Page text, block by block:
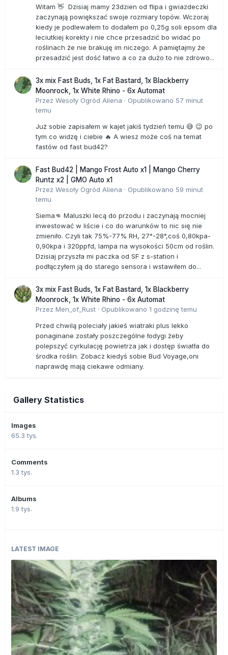
Witam 👋 Dzisiaj mamy 23dzien od flipa i gwiazdeczki
zaczynają powiększać swoje rozmiary topów. Wczoraj
kiedy je podlewałem to dodałem po 0,25g soli epsom dla
leciutkiej korekty i nie chce przesadzić bo widać po
roślinach że nie brakuję im niczego. A pamiętajmy że
przesadzić jest dość łatwo a co za dużo to nie zdrowo...
3x mix Fast Buds, 1x Fat Bastard, 1x Blackberry
Moonrock, 1x White Rhino - 6x Automat
Przez Wesoły Ogród Aliena · Opublikowano 57 minut
temu
Już sobie zapisałem w kajet jakiś tydzień temu 😅 😉 po
tym co widzę i ciebie 🔥 A wiesz może coś na temat
fastów od fast bud42?
Fast Bud42 | Mango Frost Auto x1 | Mango Cherry
Runtz x2 | GMO Auto x1
Przez Wesoły Ogród Aliena · Opublikowano 59 minut
temu
Siema👊 Maluszki lecą do przodu i zaczynają mocniej
inwestować w liście i co do warunków to nic się nie
zmieniło. Czyli tak 75%-77% RH, 27°-28°,coś 0,80kpa-
0,90kpa i 320ppfd, lampa na wysokości 50cm od roślin.
Dzisiaj przyszła mi paczka od SF z s-station i
podłączyłem ją do starego sensora i wstawiłem do...
3x mix Fast Buds, 1x Fat Bastard, 1x Blackberry
Moonrock, 1x White Rhino - 6x Automat
Przez Men_of_Rust · Opublikowano 1 godzinę temu
Przed chwilą poleciały jakieś wiatraki plus lekko
ponaginane zostały poszczególne łodygi żeby
polepszyć cyrkulację powietrza jak i dostęp światła do
środka roślin. Zobacz kiedyś sobie Bud Voyage,oni
naprawdę mają ciekawe odmiany.
Gallery Statistics
Images
65.3 tys.
Comments
1.3 tys.
Albums
1.9 tys.
LATEST IMAGE